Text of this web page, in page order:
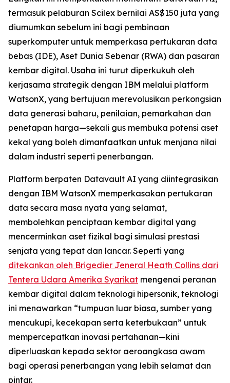
termasuk pelaburan Scilex bernilai AS$150 juta yang
diumumkan sebelum ini bagi pembinaan
superkomputer untuk memperkasa pertukaran data
bebas (IDE), Aset Dunia Sebenar (RWA) dan pasaran
kembar digital. Usaha ini turut diperkukuh oleh
kerjasama strategik dengan IBM melalui platform
WatsonX, yang bertujuan merevolusikan perkongsian
data generasi baharu, penilaian, pemarkahan dan
penetapan harga—sekali gus membuka potensi aset
kekal yang boleh dimanfaatkan untuk menjana nilai
dalam industri seperti penerbangan.
Platform berpaten Datavault AI yang diintegrasikan
dengan IBM WatsonX memperkasakan pertukaran
data secara masa nyata yang selamat,
membolehkan penciptaan kembar digital yang
mencerminkan aset fizikal bagi simulasi prestasi
senjata yang tepat dan lancar. Seperti yang
ditekankan oleh Brigedier Jeneral Heath Collins dari
Tentera Udara Amerika Syarikat mengenai peranan
kembar digital dalam teknologi hipersonik, teknologi
ini menawarkan “tumpuan luar biasa, sumber yang
mencukupi, kecekapan serta keterbukaan” untuk
mempercepatkan inovasi pertahanan—kini
diperluaskan kepada sektor aeroangkasa awam
bagi operasi penerbangan yang lebih selamat dan
pintar.